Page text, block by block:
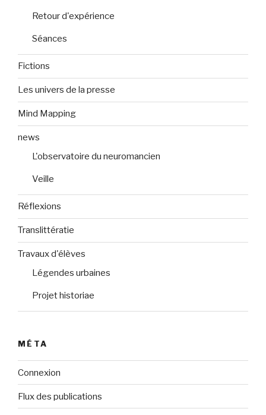
Retour d'expérience
Séances
Fictions
Les univers de la presse
Mind Mapping
news
L'observatoire du neuromancien
Veille
Réflexions
Translittératie
Travaux d'élèves
Légendes urbaines
Projet historiae
MÉTA
Connexion
Flux des publications